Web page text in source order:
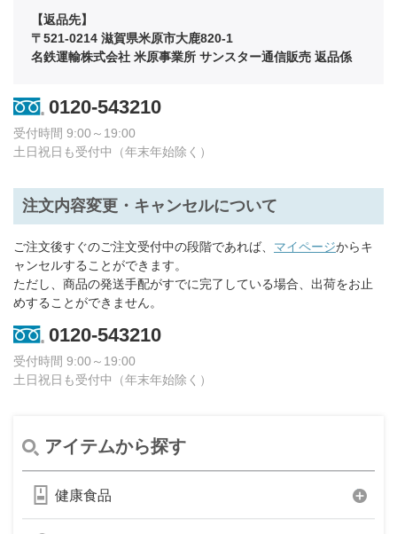
【返品先】
〒521-0214 滋賀県米原市大鹿820-1
名鉄運輸株式会社 米原事業所 サンスター通信販売 返品係
0120-543210
受付時間 9:00～19:00
土日祝日も受付中（年末年始除く）
注文内容変更・キャンセルについて
ご注文後すぐのご注文受付中の段階であれば、 マイページからキ
ャンセルすることができます。
ただし、商品の発送手配がすでに完了している場合、出荷をお止
めすることができません。
0120-543210
受付時間 9:00～19:00
土日祝日も受付中（年末年始除く）
アイテムから探す
健康食品